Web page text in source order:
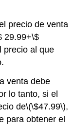
precio de venta
29.99+\$
precio al que
venta debe
lo tanto, si el
de\(\$47.99\),
para obtener el